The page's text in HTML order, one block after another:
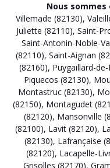
Nous
Villemade (82130),
Juliette (82110), Saint-
Saint-Antonin-Noble-
(82110), Saint-Aignan
(82160), Puygaillard-
Piquecos (82130),
Montastruc (82130),
(82150), Montagudet
(82120), Mansonville
(82100), Lavit (82120),
(82130), Lafrançaise
(82120), Lacapelle-
Grisolles (82170),